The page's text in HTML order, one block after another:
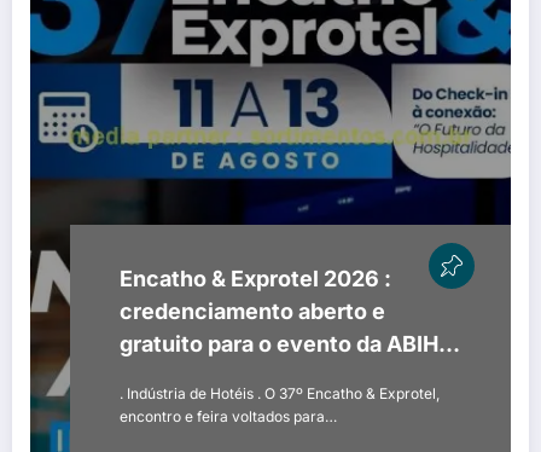
Encatho & Exprotel 2026 :
credenciamento aberto e
gratuito para o evento da ABIH-
. Indústria de Hotéis . O 37º Encatho & Exprotel,
encontro e feira voltados para…